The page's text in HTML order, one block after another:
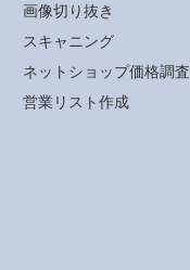
画像切り抜き
スキャニング
ネットショップ価格調査
営業リスト作成